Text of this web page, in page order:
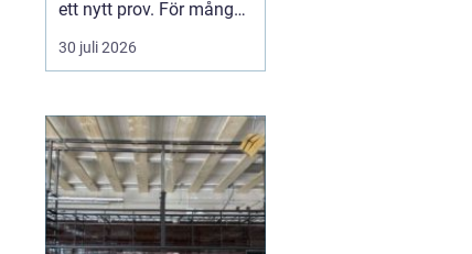
ett nytt prov. För många
betyder det en chans till
ett nytt yrke, en starkare
arbetsmarknaden eller
en naturlig utveckling i
ett jobb inom transport
och logistik. I Uddevalla
finns goda mö...
30 juli 2026